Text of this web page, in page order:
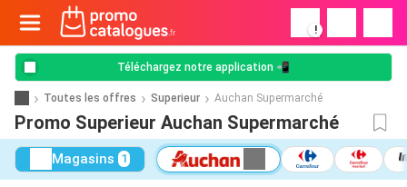
!
Téléchargez notre application 📲
Toutes les offres Superieur Auchan Supermarché
Promo Superieur Auchan Supermarché
Magasins 1